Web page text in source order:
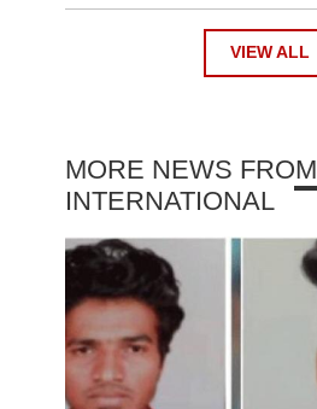
VIEW ALL
MORE NEWS FROM
INTERNATIONAL